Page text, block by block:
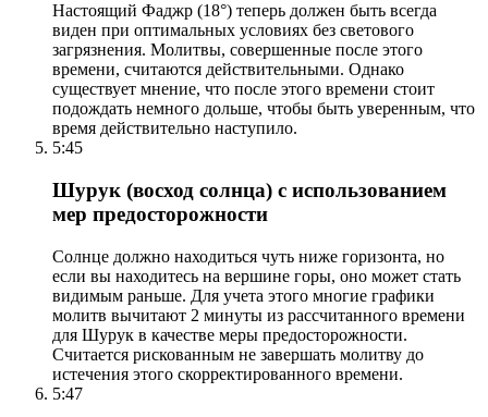
Настоящий Фаджр (18°) теперь должен быть всегда
виден при оптимальных условиях без светового
загрязнения. Молитвы, совершенные после этого
времени, считаются действительными. Однако
существует мнение, что после этого времени стоит
подождать немного дольше, чтобы быть уверенным, что
время действительно наступило.
5:45
Шурук (восход солнца) с использованием
мер предосторожности
Солнце должно находиться чуть ниже горизонта, но
если вы находитесь на вершине горы, оно может стать
видимым раньше. Для учета этого многие графики
молитв вычитают 2 минуты из рассчитанного времени
для Шурук в качестве меры предосторожности.
Считается рискованным не завершать молитву до
истечения этого скорректированного времени.
5:47